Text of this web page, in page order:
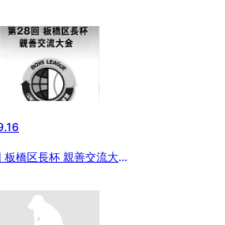
橋区長杯 親善交流大会